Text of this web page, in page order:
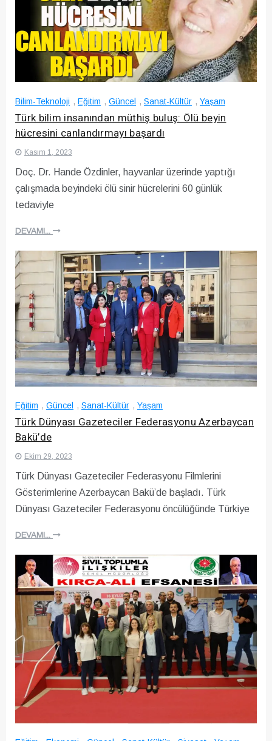
Bilim-Teknoloji , Eğitim , Güncel , Sanat-Kültür , Yaşam
Türk bilim insanından müthiş buluş: Ölü beyin
hücresini canlandırmayı başardı
Kasım 1, 2023
Doç. Dr. Hande Özdinler, hayvanlar üzerinde yaptığı
çalışmada beyindeki ölü sinir hücrelerini 60 günlük
tedaviyle
DEVAMI...
Eğitim , Güncel , Sanat-Kültür , Yaşam
Türk Dünyası Gazeteciler Federasyonu Azerbaycan
Bakü’de
Ekim 29, 2023
Türk Dünyası Gazeteciler Federasyonu Filmlerini
Gösterimlerine Azerbaycan Bakü’de başladı. Türk
Dünyası Gazeteciler Federasyonu öncülüğünde Türkiye
DEVAMI...